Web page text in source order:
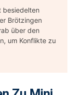
besiedelten
Brötzingen
über den
um Konflikte zu